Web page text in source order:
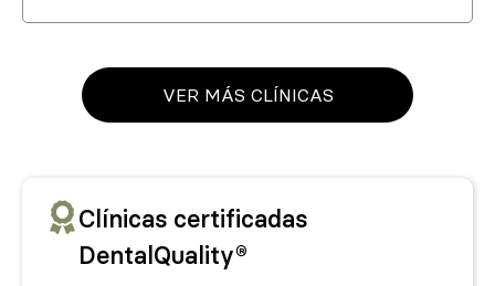
VER MÁS CLÍNICAS
Clínicas certificadas
DentalQuality®